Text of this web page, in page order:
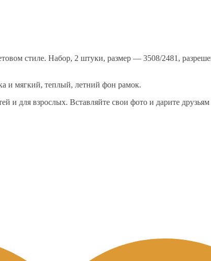
стиле. Набор, 2 штуки, размер — 3508/2481,
и мягкий, теплый, летний фон рамок.
и для взрослых. Вставляйте свои фото и дарите